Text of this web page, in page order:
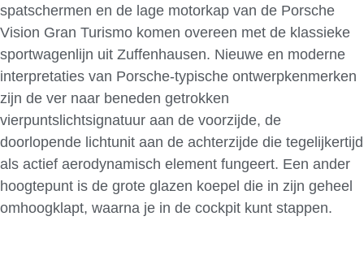
spatschermen en de lage motorkap van de Porsche
Vision Gran Turismo komen overeen met de klassieke
sportwagenlijn uit Zuffenhausen. Nieuwe en moderne
interpretaties van Porsche-typische ontwerpkenmerken
zijn de ver naar beneden getrokken
vierpuntslichtsignatuur aan de voorzijde, de
doorlopende lichtunit aan de achterzijde die tegelijkertijd
als actief aerodynamisch element fungeert. Een ander
hoogtepunt is de grote glazen koepel die in zijn geheel
omhoogklapt, waarna je in de cockpit kunt stappen.